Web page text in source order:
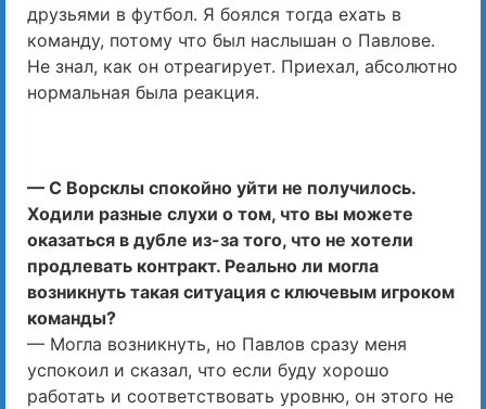
друзьями в футбол. Я боялся тогда ехать в
команду, потому что был наслышан о Павлове.
Не знал, как он отреагирует. Приехал, абсолютно
нормальная была реакция.
— С Ворсклы спокойно уйти не получилось.
Ходили разные слухи о том, что вы можете
оказаться в дубле из-за того, что не хотели
продлевать контракт. Реально ли могла
возникнуть такая ситуация с ключевым игроком
команды?
— Могла возникнуть, но Павлов сразу меня
успокоил и сказал, что если буду хорошо
работать и соответствовать уровню, он этого не